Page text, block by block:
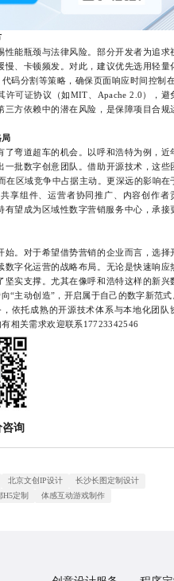
能瓶颈与法律风险。部分开发者为追求
、卡顿频发。对此，建议优先选用轻量
码分割等策略，确保页面响应时间控制
许可证协议（如MIT、Apache 2.0），避
方依赖中的潜在风险，是保障项目合规
局
弯道超车的机会。以呼和浩特为例，近
批数字创意团队。借助开源技术，这些
在区域竞争中占据主动。更深远的影响在
组件、运营者协同推广、内容创作者
望成为区域性数字营销服务中心，承接
。对于希望借势营销的企业而言，选择
字化运营的战略布局。无论是快速响应
实支撑。尤其在像呼和浩特这样的新兴
“主动创造”，开启属于自己的数字新范式
托成熟的开源技术体系与本地化团队
相关需求欢迎联系17723342546
询
北京文创IP设计
长沙长图定制设计
H5定制 体感互动游戏制作